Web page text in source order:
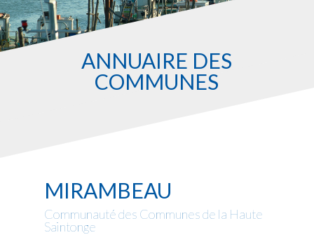
ANNUAIRE DES
COMMUNES
MIRAMBEAU
Communauté des Communes de la Haute
Saintonge